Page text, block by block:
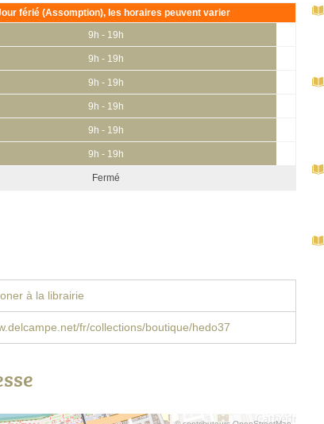
férié (Assomption), les horaires peuvent varier
9h - 19h
9h - 19h
9h - 19h
9h - 19h
9h - 19h
9h - 19h
Fermé
à la librairie
fr/collections/boutique/hedo37